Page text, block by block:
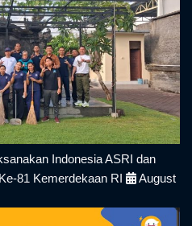
Indonesia ASRI dan
81 Kemerdekaan RI
August